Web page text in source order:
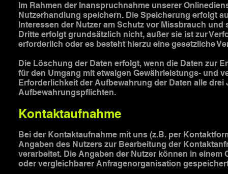
Im Rahmen der Inanspruchnahme unserer
Nutzerhandlung speichern. Die Speicherung erfolgt
Interessen der Nutzer am Schutz vor Missbrauch
Dritte erfolgt grundsätzlich nicht, außer sie ist zur
erforderlich oder es besteht hierzu eine gesetzliche
Die Löschung der Daten erfolgt, wenn die Daten zur
für den Umgang mit etwaigen Gewährleistungs- und
Erforderlichkeit der Aufbewahrung der Daten alle
Aufbewahrungspflichten.
Kontaktaufnahme
Bei der Kontaktaufnahme mit uns (z.B. per
Angaben des Nutzers zur Bearbeitung der
verarbeitet. Die Angaben der Nutzer können in
oder vergleichbarer Anfragenorganisation